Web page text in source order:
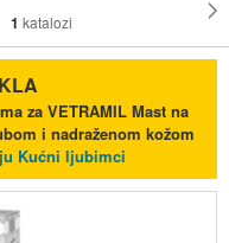
1 katalozi
za VETRAMIL Mast na
i nadraženom kožom
Kućni ljubimci